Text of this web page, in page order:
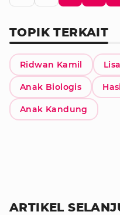
TOPIK TERKAIT
Ridwan Kamil
Anak Biologis
Anak Kandung
ARTIKEL